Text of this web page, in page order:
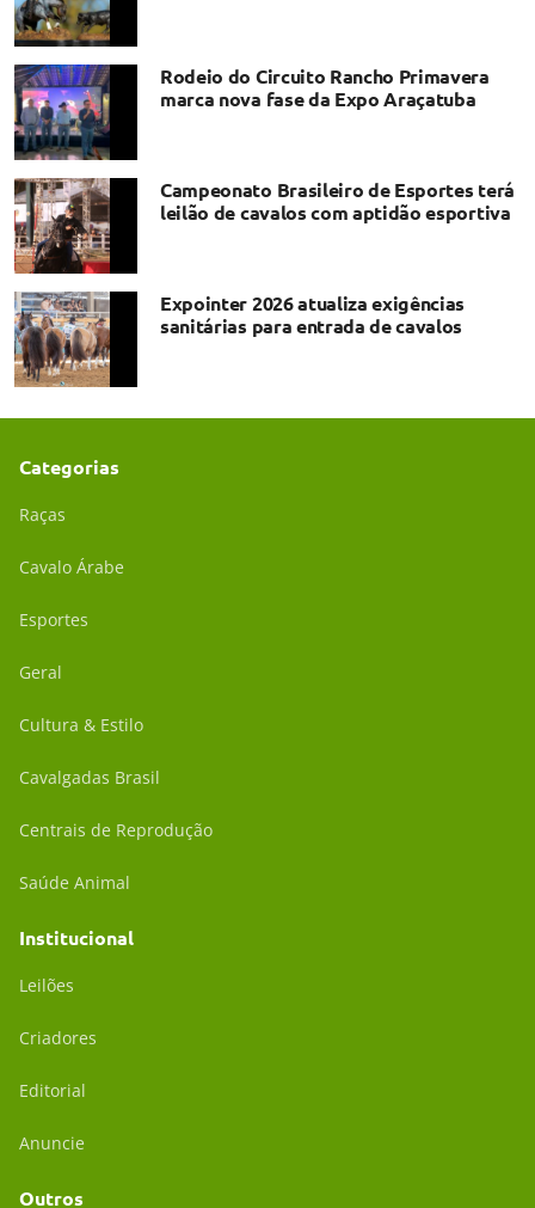
Rodeio do Circuito Rancho Primavera
marca nova fase da Expo Araçatuba
Campeonato Brasileiro de Esportes terá
leilão de cavalos com aptidão esportiva
Expointer 2026 atualiza exigências
sanitárias para entrada de cavalos
Categorias
Raças
Cavalo Árabe
Esportes
Geral
Cultura & Estilo
Cavalgadas Brasil
Centrais de Reprodução
Saúde Animal
Institucional
Leilões
Criadores
Editorial
Anuncie
Outros